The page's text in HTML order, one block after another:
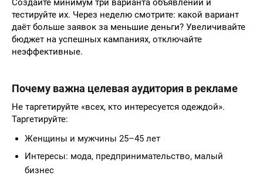
Создайте минимум три варианта объявлений и
тестируйте их. Через неделю смотрите: какой вариант
даёт больше заявок за меньшие деньги? Увеличивайте
бюджет на успешных кампаниях, отключайте
неэффективные.
Почему важна целевая аудитория в рекламе
Не таргетируйте «всех, кто интересуется одеждой».
Таргетируйте:
Женщины и мужчины 25–45 лет
Интересы: мода, предпринимательство, малый
бизнес